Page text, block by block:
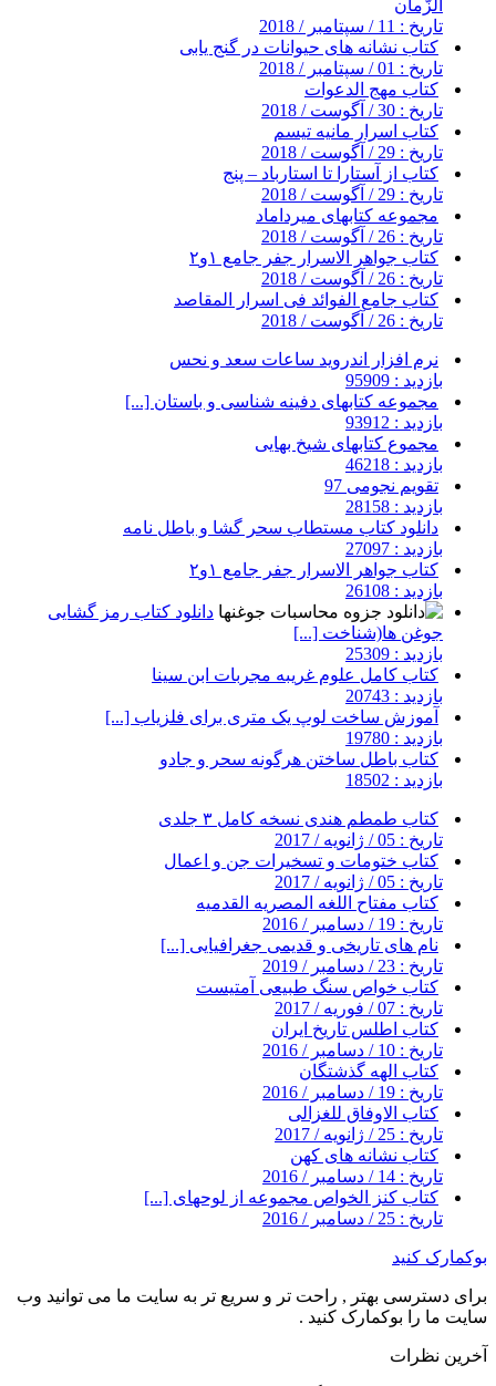
الزَّمان
تاریخ : 11 / سپتامبر / 2018
کتاب نشانه های حیوانات در گنج یابی
تاریخ : 01 / سپتامبر / 2018
کتاب مهج الدعوات
تاریخ : 30 / آگوست / 2018
کتاب اسرار مانیه تیسم
تاریخ : 29 / آگوست / 2018
کتاب از آستارا تا استارباد – پنج
تاریخ : 29 / آگوست / 2018
مجموعه کتابهای میرداماد
تاریخ : 26 / آگوست / 2018
کتاب جواهر الاسرار جفر جامع ۱و۲
تاریخ : 26 / آگوست / 2018
کتاب جامع الفوائد فی اسرار المقاصد
تاریخ : 26 / آگوست / 2018
نرم افزار اندروید ساعات سعد و نحس
بازدید : 95909
مجموعه کتابهای دفینه شناسی و باستان [...]
بازدید : 93912
مجموع کتابهای شیخ بهایی
بازدید : 46218
تقویم نجومی 97
بازدید : 28158
دانلود کتاب مستطاب سحر گشا و باطل نامه
بازدید : 27097
کتاب جواهر الاسرار جفر جامع ۱و۲
بازدید : 26108
دانلود کتاب رمز گشایی
جوغن ها(شناخت [...]
بازدید : 25309
کتاب کامل علوم غریبه مجربات ابن سینا
بازدید : 20743
آموزش ساخت لوپ یک متری برای فلزیاب [...]
بازدید : 19780
کتاب باطل ساختن هرگونه سحر و جادو
بازدید : 18502
کتاب طمطم هندی نسخه کامل ۳ جلدی
تاریخ : 05 / ژانویه / 2017
کتاب ختومات و تسخیرات جن و اعمال
تاریخ : 05 / ژانویه / 2017
کتاب مفتاح اللغه المصریه القدمیه
تاریخ : 19 / دسامبر / 2016
نام های تاریخی و قدیمی جغرافیایی [...]
تاریخ : 23 / دسامبر / 2019
کتاب خواص سنگ طبیعی آمتیست
تاریخ : 07 / فوریه / 2017
کتاب اطلس تاریخ ایران
تاریخ : 10 / دسامبر / 2016
کتاب الهه گذشتگان
تاریخ : 19 / دسامبر / 2016
کتاب الاوفاق للغزالی
تاریخ : 25 / ژانویه / 2017
کتاب نشانه های کهن
تاریخ : 14 / دسامبر / 2016
کتاب کنز الخواص مجموعه از لوحهای [...]
تاریخ : 25 / دسامبر / 2016
بوکمارک کنید
برای دسترسی بهتر , راحت تر و سریع تر به سایت ما می توانید وب
سایت ما را بوکمارک کنید .
آخرین نظرات